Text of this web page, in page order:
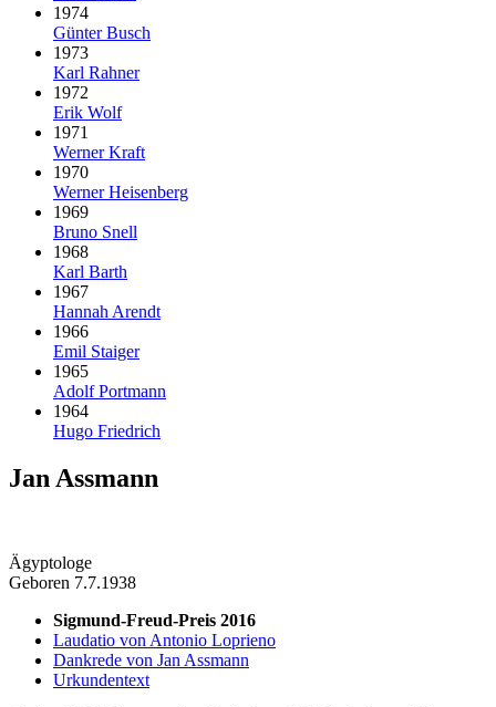
1974
Günter Busch
1973
Karl Rahner
1972
Erik Wolf
1971
Werner Kraft
1970
Werner Heisenberg
1969
Bruno Snell
1968
Karl Barth
1967
Hannah Arendt
1966
Emil Staiger
1965
Adolf Portmann
1964
Hugo Friedrich
Jan Assmann
Ägyptologe
Geboren 7.7.1938
Sigmund-Freud-Preis 2016
Laudatio von Antonio Loprieno
Dankrede von Jan Assmann
Urkundentext